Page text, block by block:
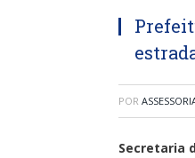
POR
Secretaria